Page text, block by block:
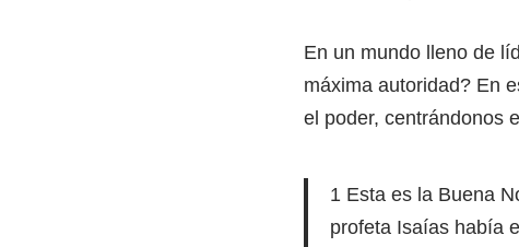
En un mundo lleno de
máxima autoridad? En
el poder, centrándonos
1 Esta es la Buena
profeta Isaías había